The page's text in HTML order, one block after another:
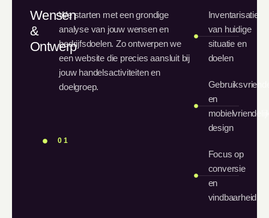
Wensen
&
Ontwerp
01
We starten met een grondige
analyse van jouw wensen en
bedrijfsdoelen. Zo ontwerpen we
een website die precies aansluit bij
jouw handelsactiviteiten en
doelgroep.
Inventarisatie
van huidige
situatie en
doelen
en
design
Focus op
conversie
en
vindbaarheid